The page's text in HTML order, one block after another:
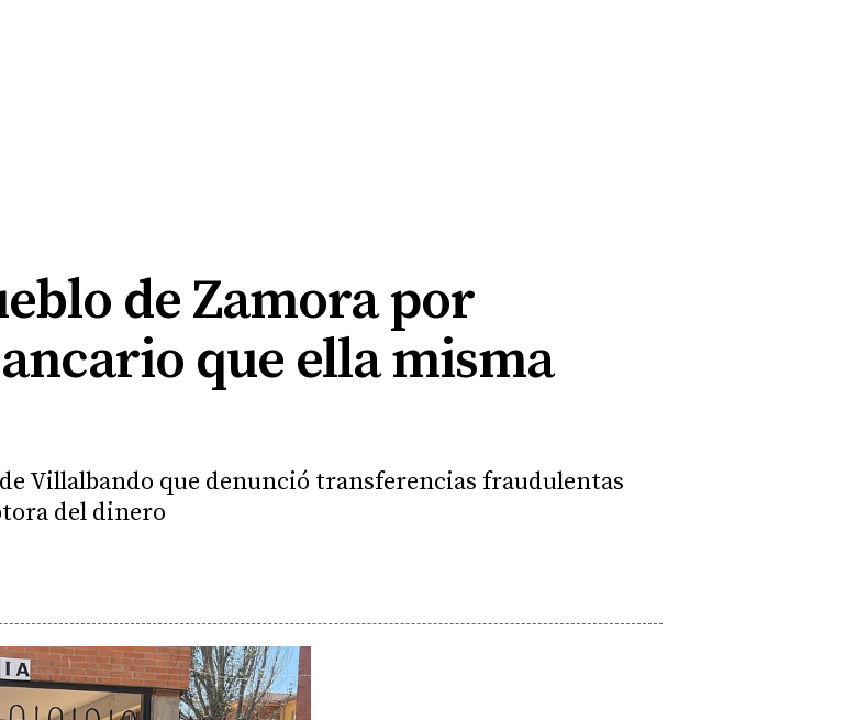
de Zamora por
que ella misma
Villalbando que denunció transferencias fraudulentas
del dinero